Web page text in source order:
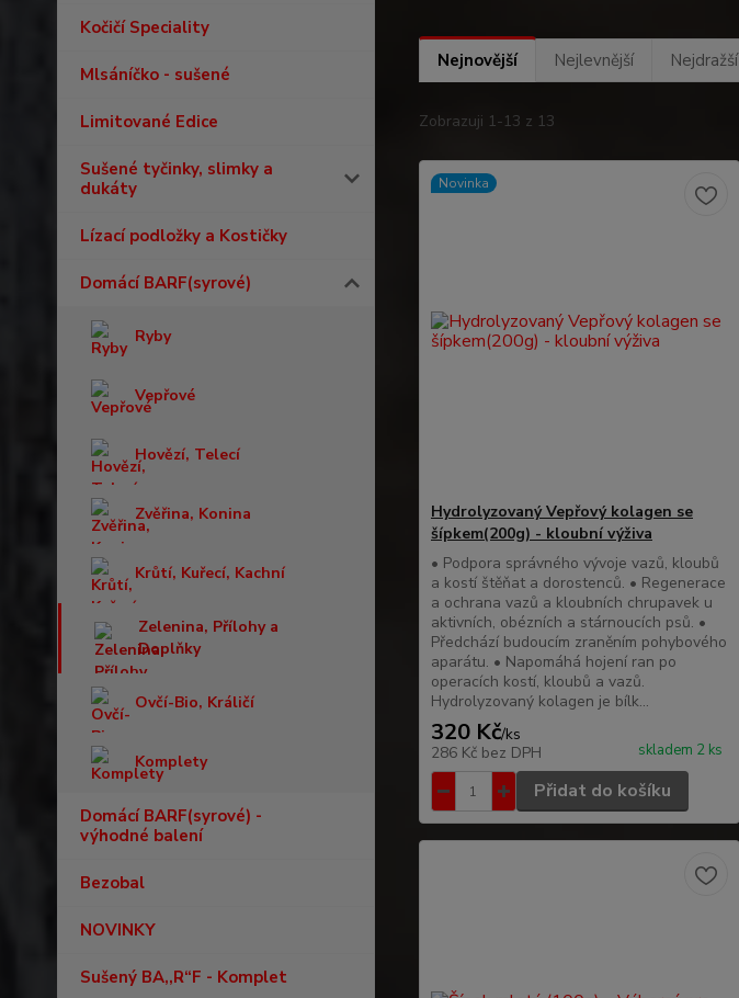
Kočičí Speciality
Mlsáníčko - sušené
Limitované Edice
Sušené tyčinky, slimky a
dukáty
Lízací podložky a Kostičky
Domácí BARF(syrové)
Ryby
Vepřové
Hovězí, Telecí
Zvěřina, Konina
Krůtí, Kuřecí, Kachní
Zelenina, Přílohy a
Doplňky
Ovčí-Bio, Králičí
Komplety
Domácí BARF(syrové) -
výhodné balení
Bezobal
NOVINKY
Sušený BA,,R“F - Komplet
Nejnovější Nejlevnější Nejdražší
Zobrazuji 1-13 z 13
Novinka
Hydrolyzovaný Vepřový kolagen se
šípkem(200g) - kloubní výživa
• Podpora správného vývoje vazů, kloubů
a kostí štěňat a dorostenců. • Regenerace
a ochrana vazů a kloubních chrupavek u
aktivních, obézních a stárnoucích psů. •
Předchází budoucím zraněním pohybového
aparátu. • Napomáhá hojení ran po
operacích kostí, kloubů a vazů.
Hydrolyzovaný kolagen je bílk...
320 Kč/ks
286 Kč bez DPH skladem 2 ks
Přidat do košíku